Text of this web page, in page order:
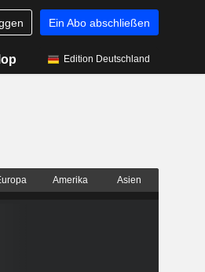
Ein Abo abschließen
Edition Deutschland
Amerika Asien